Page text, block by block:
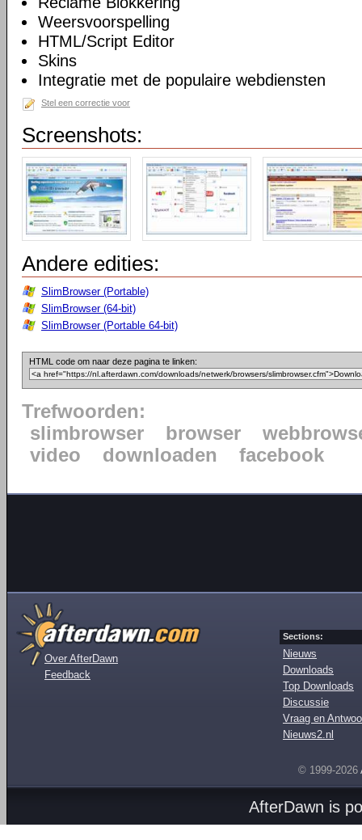
Weersvoorspelling
HTML/Script Editor
Skins
Integratie met de populaire webdiensten
Stel een correctie voor
Screenshots:
Andere edities:
SlimBrowser (Portable)
SlimBrowser (64-bit)
SlimBrowser (Portable 64-bit)
HTML code om naar deze pagina te linken:
Trefwoorden:
slimbrowser
browser
video
downloaden facebook
Over AfterDawn
Feedback
Sections:
Nieuws
Downloads
Top Downloads
Discussie
Vraag en
Nieuws2.nl
© 1999-2026
AfterDawn is